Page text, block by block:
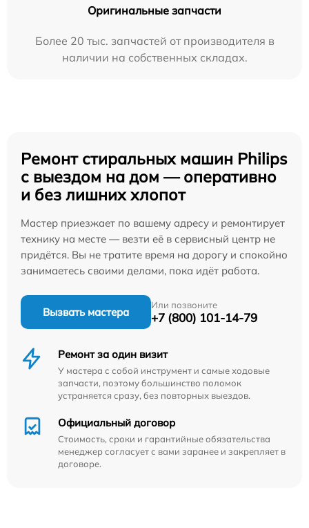
Оригинальные запчасти
Более 20 тыс. запчастей от производителя в
наличии на собственных складах.
Ремонт стиральных машин Philips
с выездом на дом — оперативно
и без лишних хлопот
Мастер приезжает по вашему адресу и ремонтирует
технику на месте — везти её в сервисный центр не
придётся. Вы не тратите время на дорогу и спокойно
занимаетесь своими делами, пока идёт работа.
Вызвать мастера
Или позвоните
+7 (800) 101-14-79
Ремонт за один визит
У мастера с собой инструмент и самые ходовые
запчасти, поэтому большинство поломок
устраняется сразу, без повторных выездов.
Официальный договор
Стоимость, сроки и гарантийные обязательства
менеджер согласует с вами заранее и закрепляет в
договоре.